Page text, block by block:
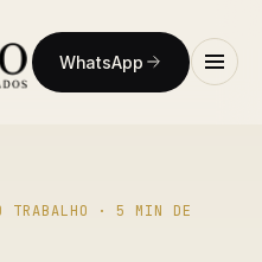
WhatsApp
TRABALHO · 5 MIN DE